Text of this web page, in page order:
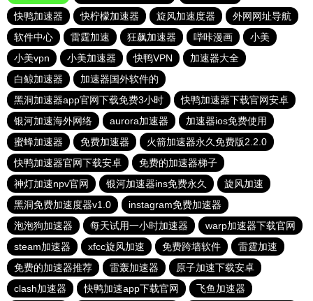
快鸭加速器
快柠檬加速器 旋风加速度器
外网网址导航
软件中心
雷霆加速 狂飙加速器 哔咔漫画
小美
小美vpn
小美加速器 快鸭VPN
加速器大全
白鲸加速器
加速器国外软件的
黑洞加速器app官网下载免费3小时
快鸭加速器下载官网安卓
银河加速海外网络
aurora加速器
加速器ios免费使用
蜜蜂加速器
免费加速器
火箭加速器永久免费版2.2.0
快鸭加速器官网下载安卓
免费的加速器梯子
神灯加速npv官网
银河加速器ins免费永久
旋风加速
黑洞免费加速度器v1.0
instagram免费加速器
泡泡狗加速器
每天试用一小时加速器
warp加速器下载官网
steam加速器
xfcc旋风加速 免费跨墙软件
雷霆加速
免费的加速器推荐
雷轰加速器
原子加速下载安卓
clash加速器
快鸭加速app下载官网 飞鱼加速器